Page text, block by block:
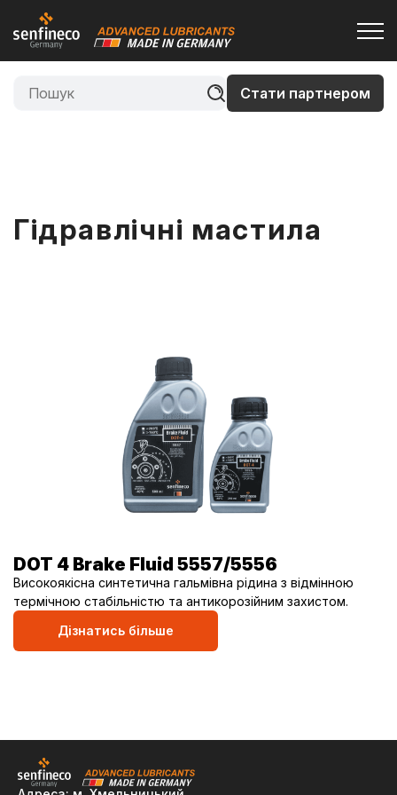
Стати партнером
Гідравлічні мастила
DOT 4 Brake Fluid 5557/5556
Високоякісна синтетична гальмівна рідина з відмінною
термічною стабільністю та антикорозійним захистом.
Дізнатись більше